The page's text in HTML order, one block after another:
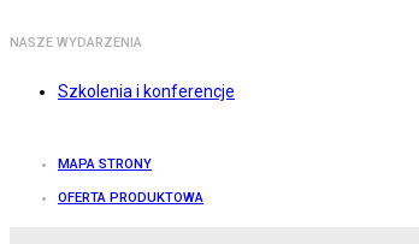
NASZE WYDARZENIA
Szkolenia i konferencje
MAPA STRONY
OFERTA PRODUKTOWA